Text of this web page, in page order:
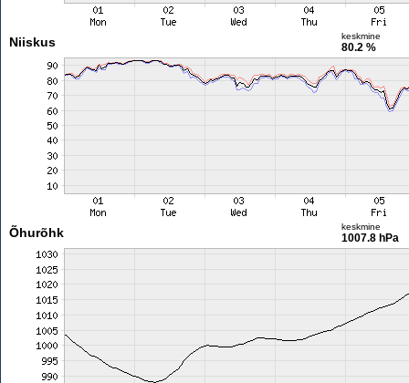
Niiskus keskmine
80.2 %
Õhurõhk keskmine
1007.8 hPa